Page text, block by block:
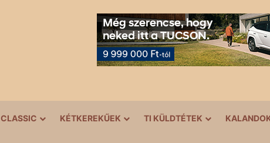
CLASSIC KÉTKEREKŰEK TI KÜLDTÉTEK